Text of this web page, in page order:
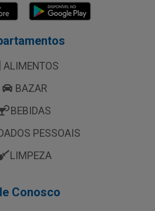
ALIMENTOS
BAZAR
BEBIDAS
PESSOAIS
LIMPEZA
Conosco